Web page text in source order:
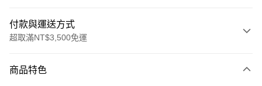
付款與運送方式
超取滿NT$3,500免運
信用卡一次付款
商品特色